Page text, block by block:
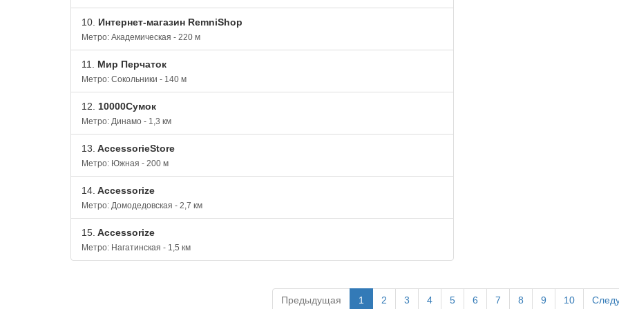
10. Интернет-магазин RemniShop
Метро: Академическая - 220 м
11. Мир Перчаток
Метро: Сокольники - 140 м
12. 10000Сумок
Метро: Динамо - 1,3 км
13. AccessorieStore
Метро: Южная - 200 м
14. Accessorize
Метро: Домодедовская - 2,7 км
15. Accessorize
Метро: Нагатинская - 1,5 км
Предыдущая 1 2 3 4 5 6 7 8 9 10